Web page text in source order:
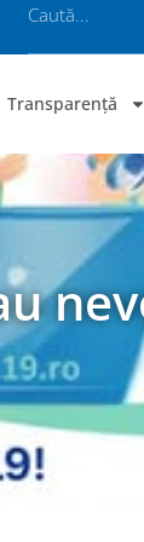
Transparență